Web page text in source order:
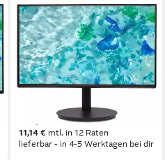
ACER
CB2 CB242YP6bipr TFT-
Monitor
60,5 cm/ 23.8 Zoll Diagonale
1920 x 1080 px, Full HD Auflösung
4 ms Reaktionszeit
Produktdatenblatt
122,00 €
11,14 € mtl. in 12 Raten
lieferbar - in 4-5 Werktagen bei dir